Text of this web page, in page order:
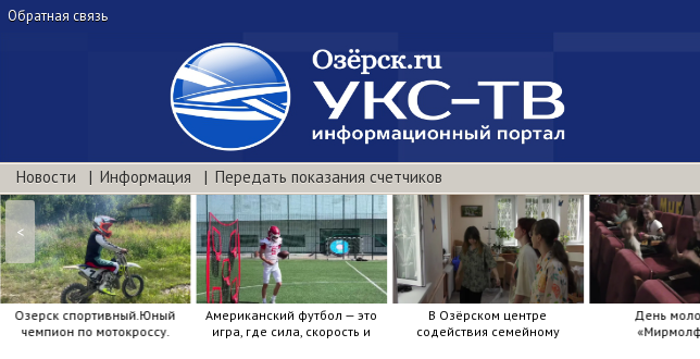
Обратная связь
Новости Информация Передать показания счетчиков
Озерск спортивный.Юный
чемпион по мотокроссу.
Американский футбол — это
игра, где сила, скорость и
В Озёрском центре
содействия семейному
День
<